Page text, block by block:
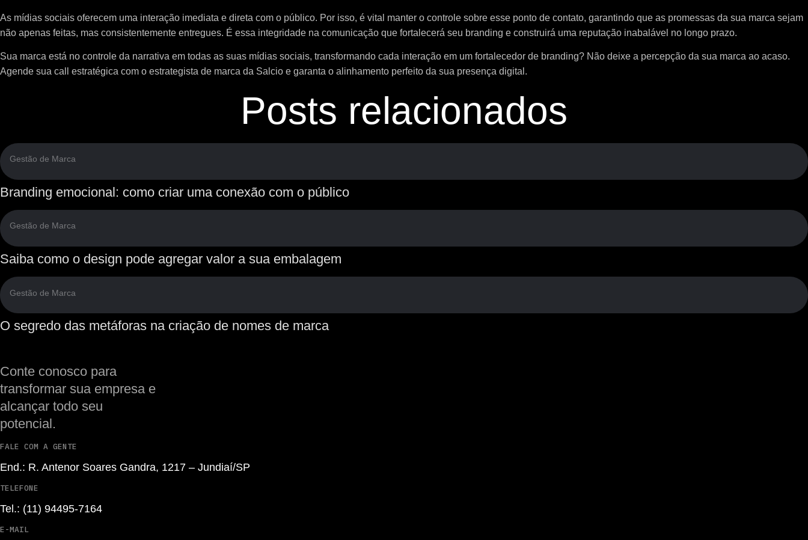
As mídias sociais oferecem uma interação imediata e direta com o público. Por isso, é vital manter o controle sobre esse ponto de contato, garantindo que as promessas da sua marca sejam
não apenas feitas, mas consistentemente entregues. É essa integridade na comunicação que fortalecerá seu branding e construirá uma reputação inabalável no longo prazo.
Sua marca está no controle da narrativa em todas as suas mídias sociais, transformando cada interação em um fortalecedor de branding? Não deixe a percepção da sua marca ao acaso.
Agende sua call estratégica com o estrategista de marca da Salcio e garanta o alinhamento perfeito da sua presença digital.
Posts relacionados
Gestão de Marca
Branding emocional: como criar uma conexão com o público
Gestão de Marca
Saiba como o design pode agregar valor a sua embalagem
Gestão de Marca
O segredo das metáforas na criação de nomes de marca
Conte conosco para
transformar sua empresa e
alcançar todo seu
potencial.
FALE COM A GENTE
End.: R. Antenor Soares Gandra, 1217 – Jundiaí/SP
TELEFONE
Tel.: (11) 94495-7164
E-MAIL